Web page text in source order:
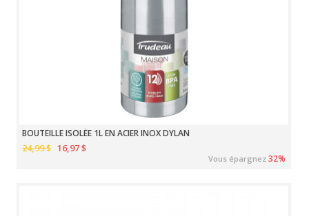
BOUTEILLE ISOLÉE 1L EN ACIER INOX DYLAN
24,99 $ 16,97 $
Vous épargnez32%